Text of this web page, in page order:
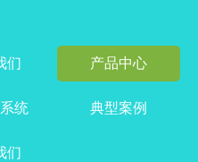
们 产品中心
统 典型案例
们